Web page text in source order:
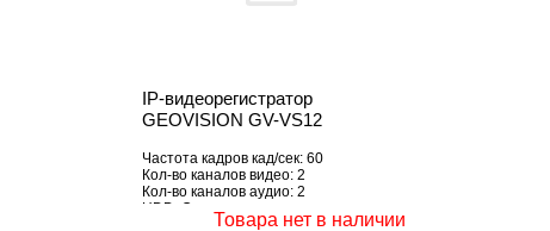
IP-видеорегистратор
GEOVISION GV-VS12
Частота кадров кад/сек: 60
Кол-во каналов видео: 2
Кол-во каналов аудио: 2
HDD: Отсутствует
Товара нет в наличии